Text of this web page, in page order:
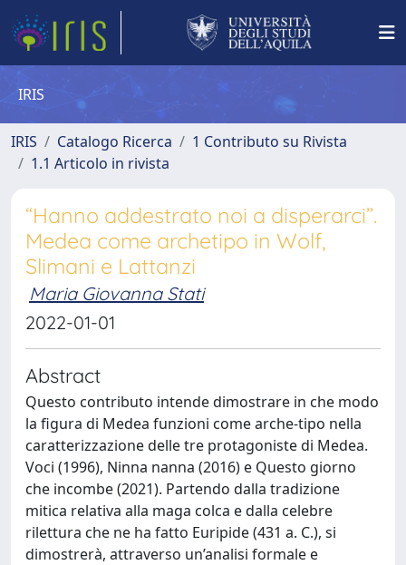
IRIS
IRIS Catalogo Ricerca
1 Contributo su Rivista
1.1 Articolo in rivista
“Hanno addestrato noi a disperarci”.
Medea come archetipo in Wolf,
Slimani e Lattanzi
Maria Giovanna Stati
2022-01-01
Abstract
Questo contributo intende dimostrare in che modo
la figura di Medea funzioni come arche-tipo nella
caratterizzazione delle tre protagoniste di Medea.
Voci (1996), Ninna nanna (2016) e Questo giorno
che incombe (2021). Partendo dalla tradizione
mitica relativa alla maga colca e dalla celebre
rilettura che ne ha fatto Euripide (431 a. C.), si
dimostrerà, attraverso un’analisi formale e